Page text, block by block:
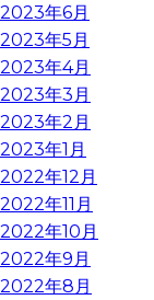
2023年6月
2023年5月
2023年4月
2023年3月
2023年2月
2023年1月
2022年12月
2022年11月
2022年10月
2022年9月
2022年8月